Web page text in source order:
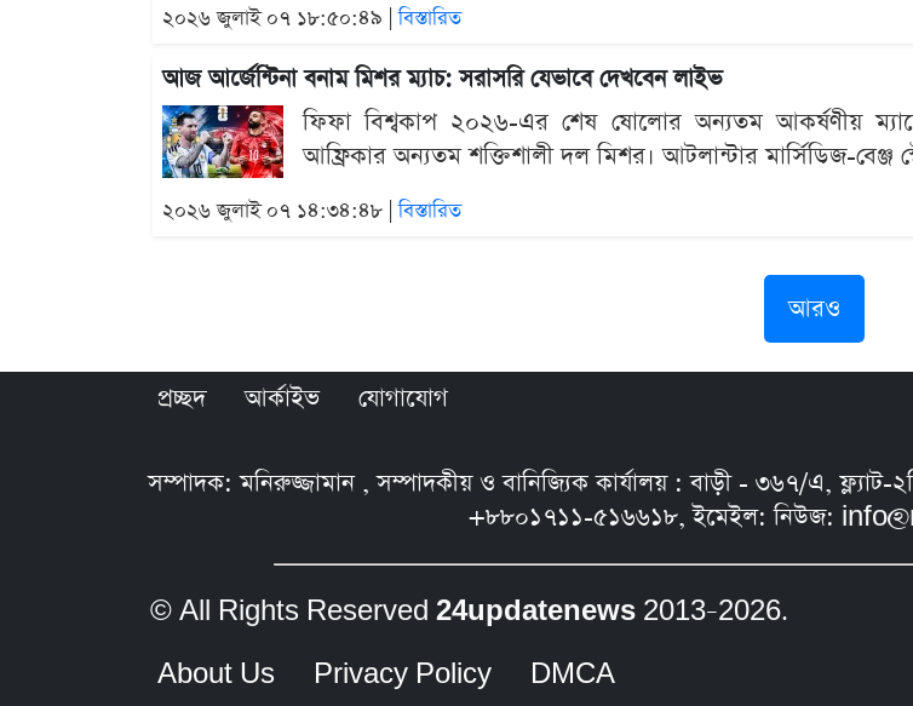
২০২৬ জুলাই ০৭ ১৮:৫০:৪৯ |বিস্তারিত
আজ আর্জেন্টিনা বনাম মিশর ম্যাচ: সরাসরি যেভাবে দেখবেন লাইভ
ফিফা বিশ্বকাপ ২০২৬-এর শেষ ষোলোর অন্যতম আকর্ষণীয়
আফ্রিকার অন্যতম শক্তিশালী দল মিশর। আটলান্টার মার্সিডিজ-
২০২৬ জুলাই ০৭ ১৪:৩৪:৪৮ |বিস্তারিত
আরও
প্রচ্ছদ আর্কাইভ যোগাযোগ
সম্পাদক: মনিরুজ্জামান , সম্পাদকীয় ও বানিজ্যিক কার্যালয় : বাড়ী - ৩৬৭/এ,
+৮৮০১৭১১-৫১৬৬১৮, ইমেইল: নিউজ:
© All Rights Reserved 24updatenews2013–2026.
About Us
Privacy Policy DMCA